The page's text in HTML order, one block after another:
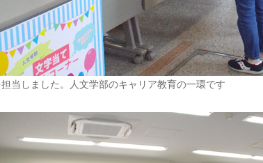
当しました。人文学部のキャリア教育の一環です